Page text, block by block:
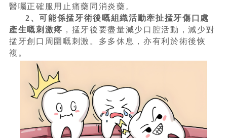
醫囑正確服用止痛藥同消炎藥。
2、可能係掹牙術後嘅組織活動牽扯掹牙傷口處
產生嘅刺激疼 ，掹牙後要盡量減少口腔活動，減少對
掹牙創口周圍嘅刺激。多多休息，亦有利於術後恢
複。